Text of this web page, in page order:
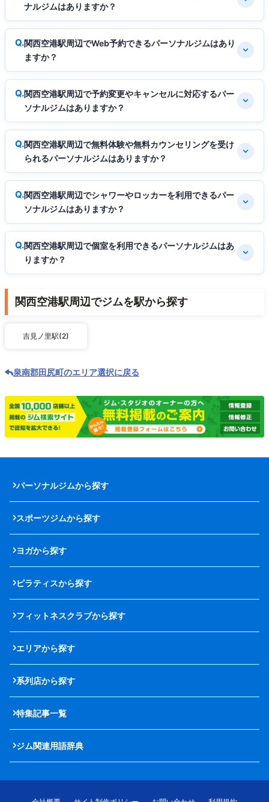
ナルジムはありますか？
関西空港駅周辺でWeb予約できるパーソナルジムはあり
ますか？
関西空港駅周辺で予約変更やキャンセルに対応するパー
ソナルジムはありますか？
関西空港駅周辺で無料体験や無料カウンセリングを受け
られるパーソナルジムはありますか？
関西空港駅周辺でシャワーやロッカーを利用できるパー
ソナルジムはありますか？
関西空港駅周辺で個室を利用できるパーソナルジムはあ
りますか？
関西空港駅周辺でジムを駅から探す
吉見ノ里駅(2)
泉南郡田尻町のエリア選択に戻る
パーソナルジムから探す
スポーツジムから探す
ヨガから探す
ピラティスから探す
フィットネスクラブから探す
エリアから探す
系列店から探す
特集記事一覧
ジム関連用語辞典